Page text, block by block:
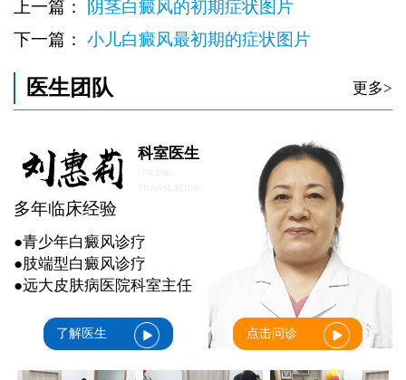
上一篇：
阴茎白癜风的初期症状图片
下一篇： 小儿白癜风最初期的症状图片
医生团队 更多>
科室医生
多年临床经验
●青少年白癜风诊疗
●肢端型白癜风诊疗
●远大皮肤病医院科室主任
了解医生 点击问诊